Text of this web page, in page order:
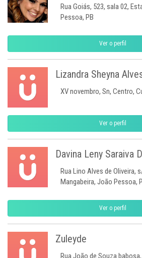
Rua Goiás, 523, sala 02,
Pessoa, PB
Ver o perfil
Lizandra Sheyna
XV novembro, Sn, Centro,
Ver o perfil
Davina Leny Saraiva
Rua Lino Alves de Oliveira,
Mangabeira, João Pessoa,
Ver o perfil
Zuleyde
Rua João de Souza